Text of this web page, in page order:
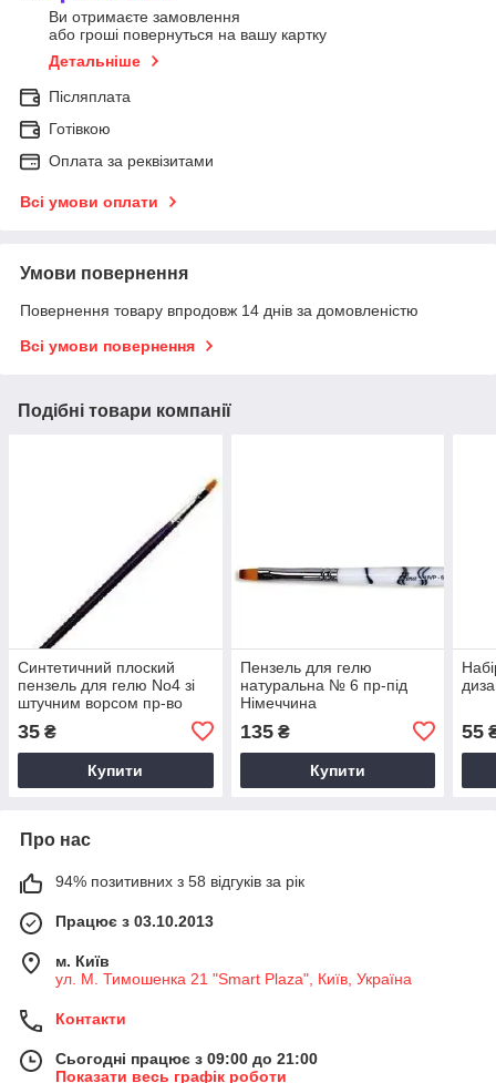
Ви отримаєте замовлення
або гроші повернуться на вашу картку
Детальніше
Післяплата
Готівкою
Оплата за реквізитами
Всі умови оплати
Умови повернення
Повернення товару впродовж 14 днів за домовленістю
Всі умови повернення
Подібні товари компанії
Синтетичний плоский
пензель для гелю No4 зі
штучним ворсом пр-во
35 ₴
Купити
Пензель для гелю
натуральна № 6 пр-під
Німеччина
135₴
Купити
55
Про нас
94% позитивних з 58 відгуків за рік
Працює з 03.10.2013
м. Київ
ул. М. Тимошенка 21 "Smart Plaza", Київ, Україна
Контакти
Сьогодні працює з 09:00 до 21:00
Показати весь графік роботи